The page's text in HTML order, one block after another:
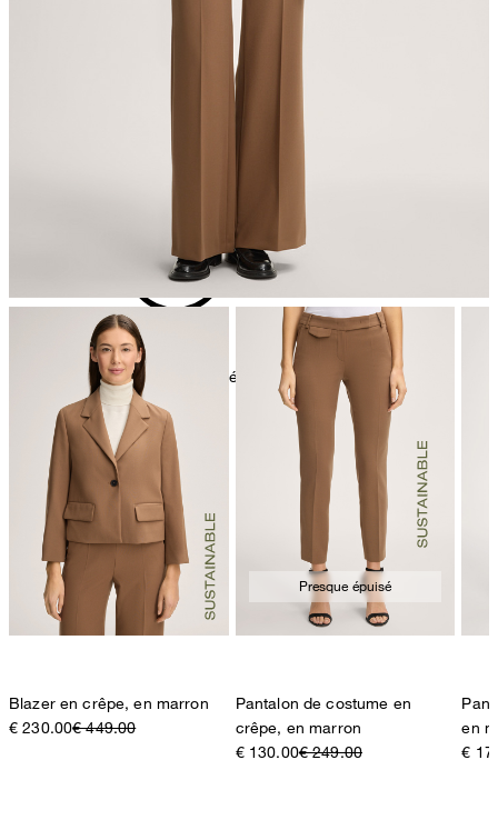
repassage à faible température
nettoyage à sec avec perchloréthylène, délicat
Blazer en crêpe, en marron
€ 230.00€ 449.00
Presque épuisé
Pantalon de costume en
crêpe, en marron
€ 130.00€ 249.00
en
€